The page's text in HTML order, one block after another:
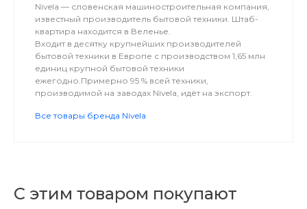
Nivela — словенская машиностроительная компания,
известный производитель бытовой техники. Штаб-
квартира находится в Веленье.
Входит в десятку крупнейших производителей
бытовой техники в Европе с производством 1,65 млн
единиц крупной бытовой техники
ежегодно.Примерно 95 % всей техники,
производимой на заводах Nivela, идёт на экспорт.
Все товары бренда Nivela
С этим товаром покупают